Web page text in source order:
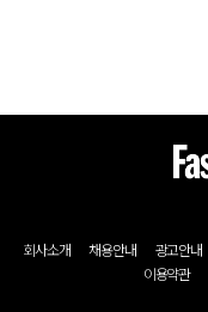
회사소개 채용안내 광고안내
이용약관